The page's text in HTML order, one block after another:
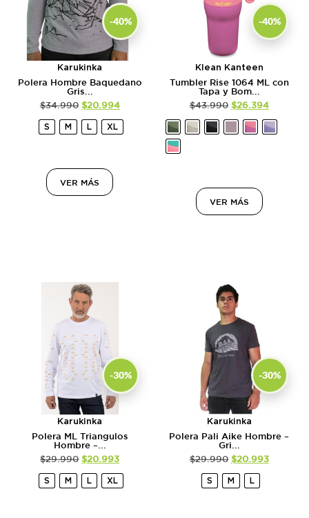
-40%
Karukinka
Polera Hombre Baquedano
Gris...
$34.990 $20.994
S M L XL
VER MÁS
-40%
Klean Kanteen
Tumbler Rise 1064 ML con
Tapa y Bom...
$43.990 $26.394
VER MÁS
-30%
Karukinka
Polera ML Triangulos
Hombre –...
$29.990 $20.993
S M L XL
-30%
Karukinka
Polera Pali Aike Hombre –
Gri...
$29.990 $20.993
S M L